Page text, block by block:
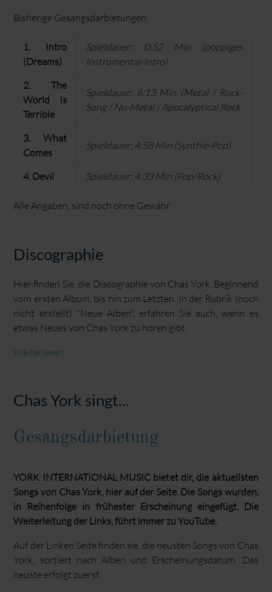
Bisherige Gesangsdarbietungen:
1. Intro
(Dreams)
Spieldauer: 0:52 Min (poppiges
Instrumental-Intro)
2. The
World Is
Terrible
Spieldauer: 6:13 Min (Metal / Rock-
Song / Nu-Metal / Apocalyptical Rock
3. What
Comes
Spieldauer: 4:58 Min (Synthie-Pop)
4. Devil Spieldauer: 4:33 Min (Pop/Rock)
Alle Angaben, sind noch ohne Gewähr.
Discographie
Hier finden Sie, die Discographie von Chas York. Beginnend
vom ersten Album, bis hin zum Letzten. In der Rubrik (noch
nicht erstellt) "Neue Alben", erfahren Sie auch, wenn es
etwas Neues von Chas York zu hören gibt.
Weiterlesen …
Chas York singt...
Gesangsdarbietung
YORK INTERNATIONAL MUSIC bietet dir, die aktuellsten
Songs von Chas York, hier auf der Seite. Die Songs wurden,
in Reihenfolge in frühester Erscheinung eingefügt. Die
Weiterleitung der Links, führt immer zu YouTube.
Auf der Linken Seite finden sie, die neusten Songs von Chas
York, sortiert nach Alben und Erscheinungsdatum. Das
neuste erfolgt zuerst.